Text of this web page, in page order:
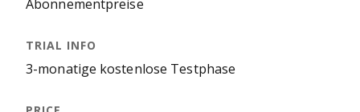
Abonnementpreise
3-monatige kostenlose Testphase